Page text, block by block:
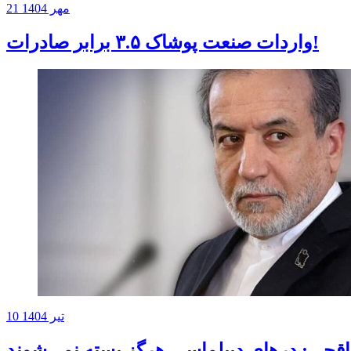
21 مهر 1404
واردات صنعت پوشاک ۳.۵ برابر صادرات!
10 تیر 1404